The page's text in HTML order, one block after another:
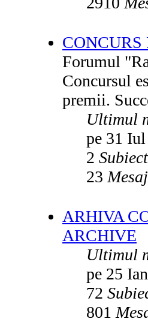
Forumul
Concursul
premii.
Ultimul
pe 31
2
23
ARHIVA
ARCHIVE
Ultimul
pe 25
72
801